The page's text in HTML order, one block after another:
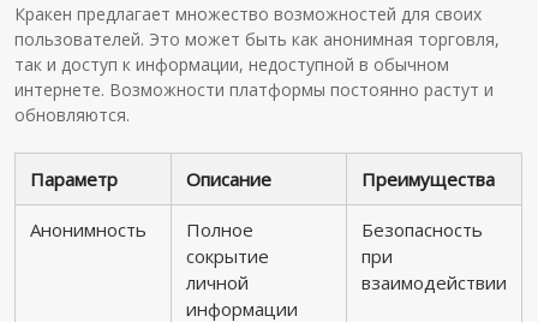
Кракен предлагает множество возможностей для своих
пользователей. Это может быть как анонимная торговля,
так и доступ к информации, недоступной в обычном
интернете. Возможности платформы постоянно растут и
обновляются.
Параметр Описание Преимущества
Анонимность
Полное
сокрытие
личной
информации
Безопасность
при
взаимодействии